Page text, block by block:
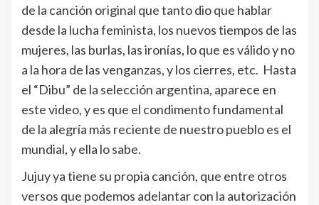
de la canción original que tanto dio que hablar
desde la lucha feminista, los nuevos tiempos de las
mujeres, las burlas, las ironías, lo que es válido y no
a la hora de las venganzas, y los cierres, etc. Hasta
el “Dibu” de la selección argentina, aparece en
este video, y es que el condimento fundamental
de la alegría más reciente de nuestro pueblo es el
mundial, y ella lo sabe.
Jujuy ya tiene su propia canción, que entre otros
versos que podemos adelantar con la autorización